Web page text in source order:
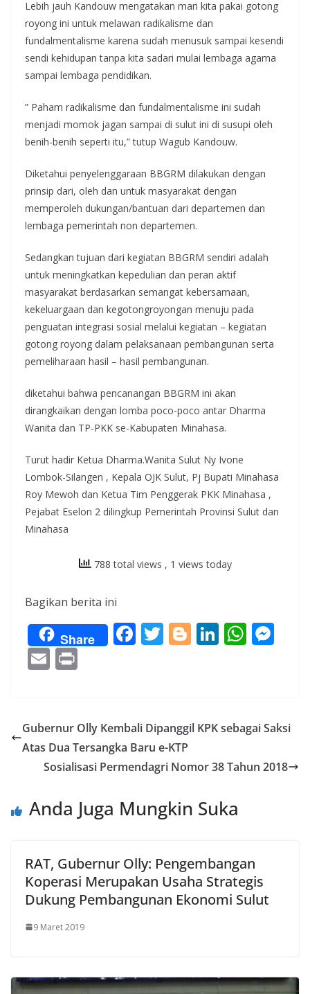
Lebih jauh Kandouw mengatakan mari kita pakai gotong
royong ini untuk melawan radikalisme dan
fundalmentalisme karena sudah menusuk sampai kesendi
sendi kehidupan tanpa kita sadari mulai lembaga agama
sampai lembaga pendidikan.
” Paham radikalisme dan fundalmentalisme ini sudah
menjadi momok jagan sampai di sulut ini di susupi oleh
benih-benih seperti itu,” tutup Wagub Kandouw.
Diketahui penyelenggaraan BBGRM dilakukan dengan
prinsip dari, oleh dan untuk masyarakat dengan
memperoleh dukungan/bantuan dari departemen dan
lembaga pemerintah non departemen.
Sedangkan tujuan dari kegiatan BBGRM sendiri adalah
untuk meningkatkan kepedulian dan peran aktif
masyarakat berdasarkan semangat kebersamaan,
kekeluargaan dan kegotongroyongan menuju pada
penguatan integrasi sosial melalui kegiatan – kegiatan
gotong royong dalam pelaksanaan pembangunan serta
pemeliharaan hasil – hasil pembangunan.
diketahui bahwa pencanangan BBGRM ini akan
dirangkaikan dengan lomba poco-poco antar Dharma
Wanita dan TP-PKK se-Kabupaten Minahasa.
Turut hadir Ketua Dharma.Wanita Sulut Ny Ivone
Lombok-Silangen , Kepala OJK Sulut, Pj Bupati Minahasa
Roy Mewoh dan Ketua Tim Penggerak PKK Minahasa ,
Pejabat Eselon 2 dilingkup Pemerintah Provinsi Sulut dan
Minahasa
788 total views , 1 views today
Bagikan berita ini
Share F
o
o
k
T Bl
er
Li
dI
W
A
p
p
n
er
E
l
Gubernur Olly Kembali Dipanggil KPK sebagai Saksi
Atas Dua Tersangka Baru e-KTP
Sosialisasi Permendagri Nomor 38 Tahun 2018
Anda Juga Mungkin Suka
RAT, Gubernur Olly: Pengembangan
Koperasi Merupakan Usaha Strategis
Dukung Pembangunan Ekonomi Sulut
9 Maret 2019